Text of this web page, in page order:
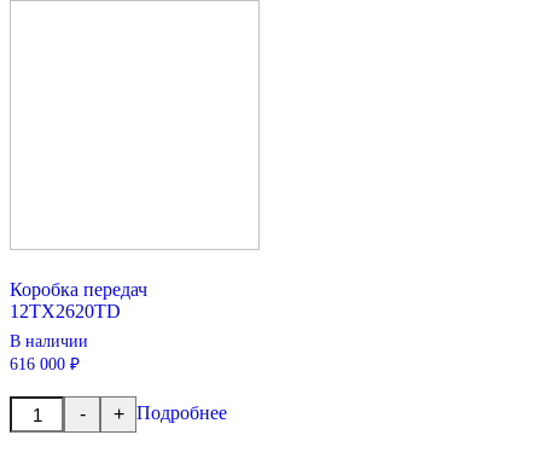
Коробка передач
12TX2620TD
В наличии
616 000 ₽
-
Количество
товара
+ Подробнее